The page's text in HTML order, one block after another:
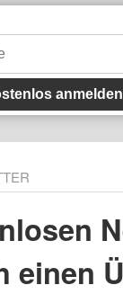
anmelden
einen